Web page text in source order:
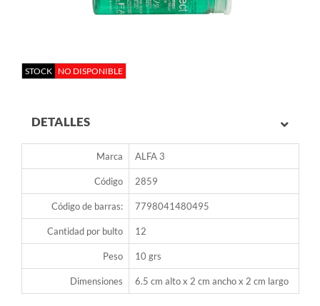
STOCK NO DISPONIBLE
DETALLES
Marca ALFA 3
Código 2859
Código de barras: 7798041480495
Cantidad por bulto 12
Peso 10 grs
Dimensiones 6.5 cm alto x 2 cm ancho x 2 cm largo